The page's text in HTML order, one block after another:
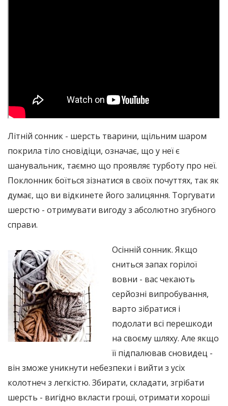
Літній сонник - шерсть тварини, щільним шаром
покрила тіло сновідіци, означає, що у неї є
шанувальник, таємно що проявляє турботу про неї.
Поклонник боїться зізнатися в своїх почуттях, так як
думає, що ви відкинете його залицяння. Торгувати
шерстю - отримувати вигоду з абсолютно згубного
справи.
Осінній сонник. Якщо
сниться запах горілої
вовни - вас чекають
серйозні випробування,
варто зібратися і
подолати всі перешкоди
на своєму шляху. Але якщо
її підпалював сновидец -
він зможе уникнути небезпеки і вийти з усіх
колотнеч з легкістю. Збирати, складати, згрібати
шерсть - вигідно вкласти гроші, отримати хороші